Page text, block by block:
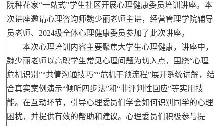
院种花家“一站式”学生社区开展心理健康委员培训讲座。本
次讲座邀请心理咨询师魏少丽老师主讲，经营管理学院辅导
员老师、2024级全体心理健康委员参加了此次讲座。
本次心理培训内容主要聚焦大学生心理健康，讲座中，
魏少丽老师以高职学生常见心理问题为切入点，围绕“心理
危机识别”“共情沟通技巧”“危机干预流程”展开系统讲解，结
合真实案例演示“倾听四步法”和“非评判性回应”等实用技
能。在互动环节，引导心理委员们学会如何识别同学的心理
困扰，并提供有效的帮助和建议。心理委员们积极参与提